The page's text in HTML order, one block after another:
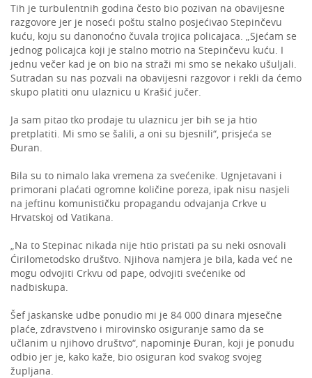
Tih je turbulentnih godina često bio pozivan na obavijesne
razgovore jer je noseći poštu stalno posjećivao Stepinčevu
kuću, koju su danonoćno čuvala trojica policajaca. „Sjećam se
jednog policajca koji je stalno motrio na Stepinčevu kuću. I
jednu večer kad je on bio na straži mi smo se nekako ušuljali.
Sutradan su nas pozvali na obavijesni razgovor i rekli da ćemo
skupo platiti onu ulaznicu u Krašić jučer.
Ja sam pitao tko prodaje tu ulaznicu jer bih se ja htio
pretplatiti. Mi smo se šalili, a oni su bjesnili“, prisjeća se
Đuran.
Bila su to nimalo laka vremena za svećenike. Ugnjetavani i
primorani plaćati ogromne količine poreza, ipak nisu nasjeli
na jeftinu komunističku propagandu odvajanja Crkve u
Hrvatskoj od Vatikana.
„Na to Stepinac nikada nije htio pristati pa su neki osnovali
Ćirilometodsko društvo. Njihova namjera je bila, kada već ne
mogu odvojiti Crkvu od pape, odvojiti svećenike od
nadbiskupa.
Šef jaskanske udbe ponudio mi je 84 000 dinara mjesečne
plaće, zdravstveno i mirovinsko osiguranje samo da se
učlanim u njihovo društvo“, napominje Đuran, koji je ponudu
odbio jer je, kako kaže, bio osiguran kod svakog svojeg
župljana.